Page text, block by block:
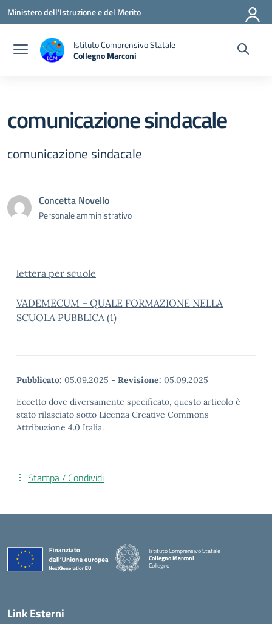
Vai ai contenuti
Vai al menu di navigazione
Vai al footer
Ministero dell'Istruzione e del Merito
Istituto Comprensivo Statale
Collegno Marconi
comunicazione sindacale
comunicazione sindacale
Concetta Novello
Personale amministrativo
lettera per scuole
VADEMECUM – QUALE FORMAZIONE NELLA
SCUOLA PUBBLICA (1)
Pubblicato: 05.09.2025 - Revisione: 05.09.2025
Eccetto dove diversamente specificato, questo articolo è
stato rilasciato sotto Licenza Creative Commons
Attribuzione 4.0 Italia.
Stampa / Condividi
Istituto Comprensivo Statale
Collegno Marconi
Collegno
Link Esterni